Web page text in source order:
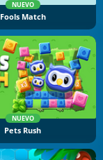
NUEVO
Fools Match
NUEVO
Pets Rush